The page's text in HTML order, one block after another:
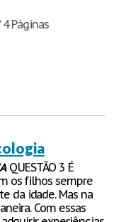
Páginas
QUESTÃO 3 É
os filhos sempre
da idade. Mas na
Com essas